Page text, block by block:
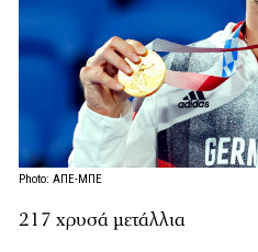
Photo: ΑΠΕ-ΜΠΕ
217 χρυσά μετάλλια